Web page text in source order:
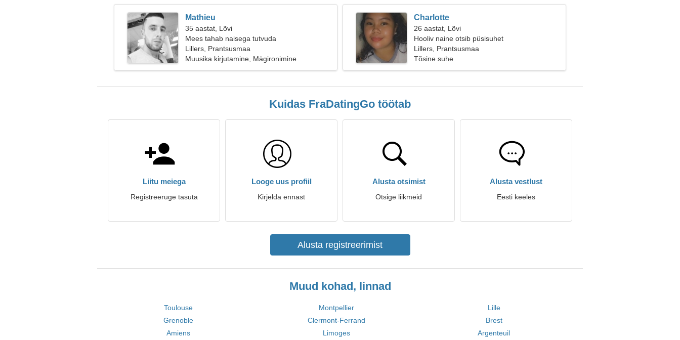
Mathieu
35 aastat, Lõvi
Mees tahab naisega tutvuda
Lillers, Prantsusmaa
Muusika kirjutamine, Mägironimine
Charlotte
26 aastat, Lõvi
Hooliv naine otsib püsisuhet
Lillers, Prantsusmaa
Tõsine suhe
Kuidas FraDatingGo töötab
Liitu meiega
Registreeruge tasuta
Looge uus profiil
Kirjelda ennast
Alusta otsimist
Otsige liikmeid
Alusta vestlust
Eesti keeles
Alusta registreerimist
Muud kohad, linnad
Toulouse Montpellier
Lille
Grenoble
Clermont-Ferrand
Brest
Amiens
Limoges Argenteuil